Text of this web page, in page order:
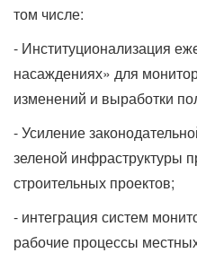
том числе:
- Институционализация
насаждениях» для
изменений и выработки
- Усиление
зеленой инфраструктуры
строительных проектов;
- интеграция систем
рабочие процессы